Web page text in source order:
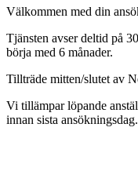
Välkommen med din
Tjänsten avser deltid på
börja med 6 månader.
Tillträde mitten/slutet av
Vi tillämpar löpande
innan sista ansökningsdag.